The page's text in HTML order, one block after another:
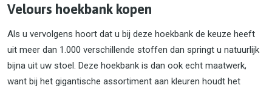
Velours hoekbank kopen
Als u vervolgens hoort dat u bij deze hoekbank de keuze heeft
uit meer dan 1.000 verschillende stoffen dan springt u natuurlijk
bijna uit uw stoel. Deze hoekbank is dan ook echt maatwerk,
want bij het gigantische assortiment aan kleuren houdt het